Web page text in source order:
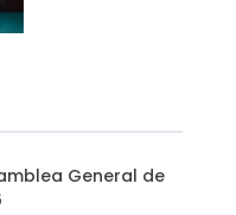
General de